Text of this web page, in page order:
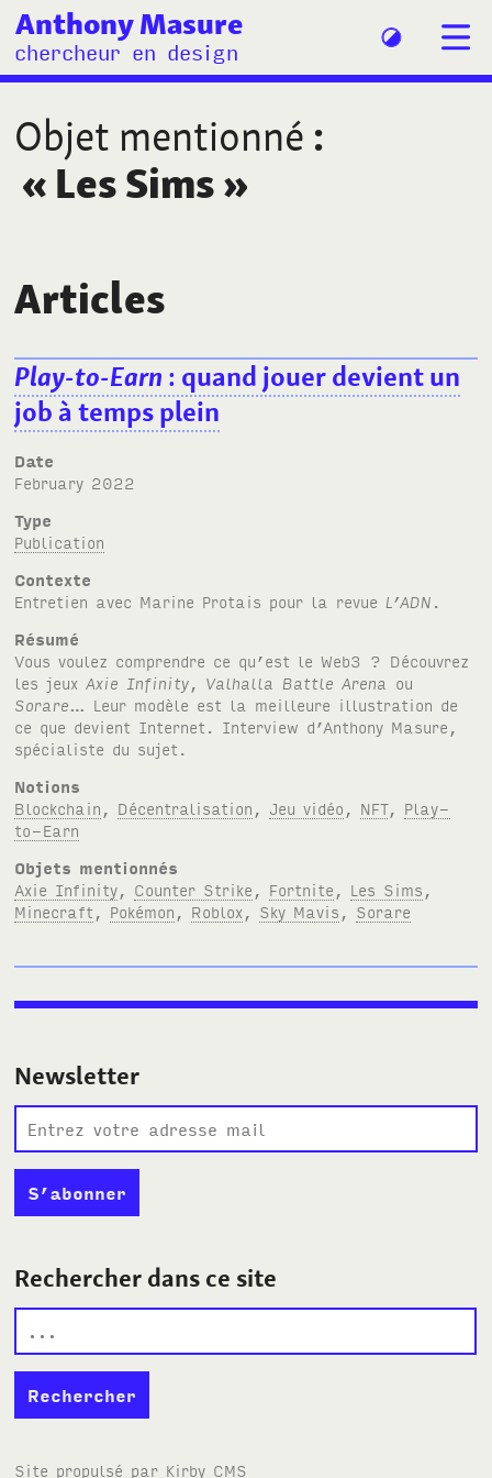
Anthony Masure
chercheur en design
Objet mentionné :
« Les Sims»
Articles
Play-to-Earn : quand jouer devient un
job à temps plein
Date
February 2022
Type
Publication
Contexte
Entretien avec Marine Protais pour la revue L’ADN
Résumé
Vous voulez comprendre ce qu’est le Web3 ? Découvrez
les jeux Axie Infinity Valhalla Battle Arena ou
Sorare … Leur modèle est la meilleure illustration de
ce que devient Internet. Interview d’Anthony Masure,
spécialiste du sujet.
Notions
Blockchain
Décentralisation Jeu vidéo NFT, Play-
to-Earn
Objets mentionnés
Axie Infinity
Counter Strike Fortnite Les Sims
Minecraft
Pokémon Roblox Sky Mavis Sorare
Newsletter
Rechercher dans ce site
Site propulsé par Kirby CMS